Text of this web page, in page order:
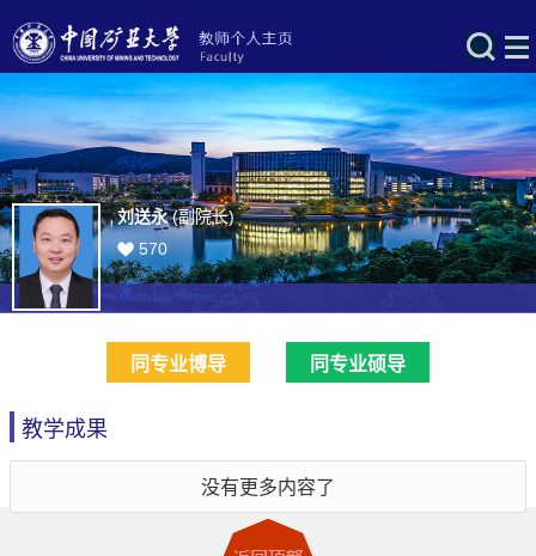
刘送永(副院长)
570
同专业博导 同专业硕导
教学成果
没有更多内容了